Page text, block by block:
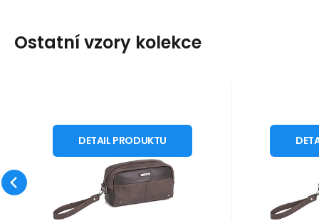
Ostatní vzory kolekce
Taštička na
kosmetiku POCKET
527861
Záruka2 roky
482Kč
DETAIL PRODUKTU
Oblíbený
Porovnat